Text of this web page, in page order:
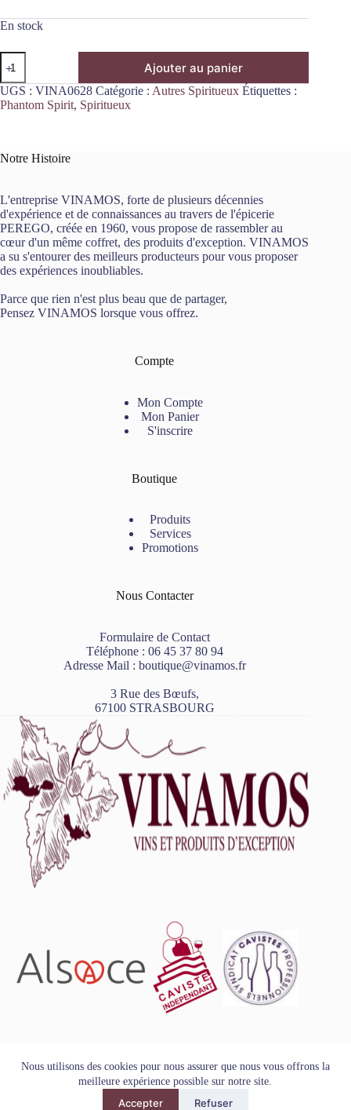
Nous utilisons des cookies pour nous assurer que nous vous offrons la
meilleure expérience possible sur notre site.
Accepter Refuser
En stock
quantité
de
Spiritueux
Pinnacle
Pinaceae
Spirit
Ajouter au panier
UGS : VINA0628 Catégorie : Autres Spiritueux Étiquettes :
Phantom Spirit, Spiritueux
Notre Histoire
L'entreprise VINAMOS, forte de plusieurs décennies
d'expérience et de connaissances au travers de l'épicerie
PEREGO, créée en 1960, vous propose de rassembler au
cœur d'un même coffret, des produits d'exception. VINAMOS
a su s'entourer des meilleurs producteurs pour vous proposer
des expériences inoubliables.
Parce que rien n'est plus beau que de partager,
Pensez VINAMOS lorsque vous offrez.
Compte
Mon Compte
Mon Panier
S'inscrire
Boutique
Produits
Services
Promotions
Nous Contacter
Formulaire de Contact
Téléphone : 06 45 37 80 94
Adresse Mail : boutique@vinamos.fr
3 Rue des Bœufs,
67100 STRASBOURG
avec modération.
Tous droits réservés - Copyright VINAMOS © 2026